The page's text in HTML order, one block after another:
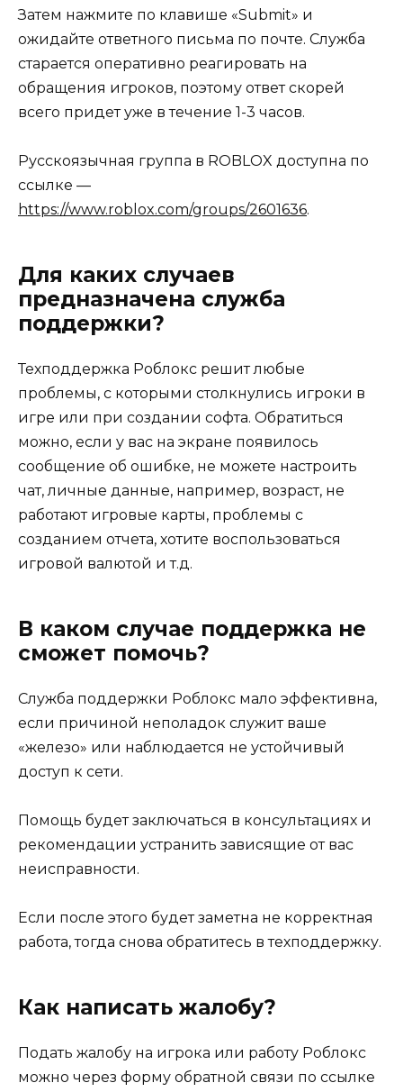
Затем нажмите по клавише «Submit» и
ожидайте ответного письма по почте. Служба
старается оперативно реагировать на
обращения игроков, поэтому ответ скорей
всего придет уже в течение 1-3 часов.
Русскоязычная группа в ROBLOX доступна по
ссылке —
https://www.roblox.com/groups/2601636.
Для каких случаев
предназначена служба
поддержки?
Техподдержка Роблокс решит любые
проблемы, с которыми столкнулись игроки в
игре или при создании софта. Обратиться
можно, если у вас на экране появилось
сообщение об ошибке, не можете настроить
чат, личные данные, например, возраст, не
работают игровые карты, проблемы с
созданием отчета, хотите воспользоваться
игровой валютой и т.д.
В каком случае поддержка не
сможет помочь?
Служба поддержки Роблокс мало эффективна,
если причиной неполадок служит ваше
«железо» или наблюдается не устойчивый
доступ к сети.
Помощь будет заключаться в консультациях и
рекомендации устранить зависящие от вас
неисправности.
Если после этого будет заметна не корректная
работа, тогда снова обратитесь в техподдержку.
Как написать жалобу?
Подать жалобу на игрока или работу Роблокс
можно через форму обратной связи по ссылке